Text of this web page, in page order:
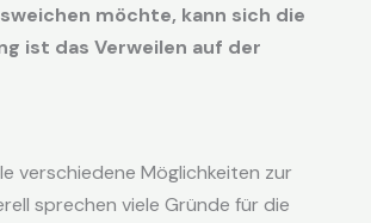
möchte, kann sich die
ist das Verweilen auf der
verschiedene Möglichkeiten zur
sprechen viele Gründe für die